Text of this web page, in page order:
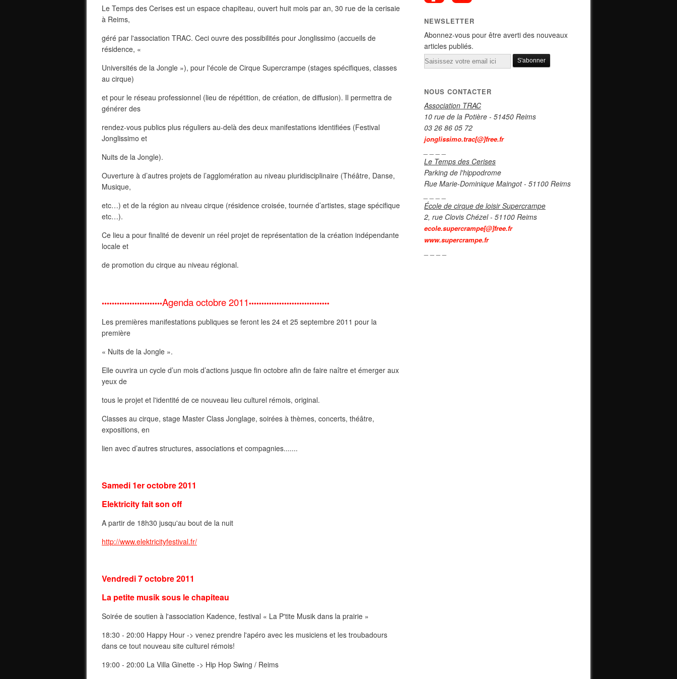
Le Temps des Cerises est un espace chapiteau, ouvert huit mois par an, 30 rue de la cerisaie
à Reims,
géré par l'association TRAC. Ceci ouvre des possibilités pour Jonglissimo (accueils de
résidence, «
Universités de la Jongle »), pour l'école de Cirque Supercrampe (stages spécifiques, classes
au cirque)
et pour le réseau professionnel (lieu de répétition, de création, de diffusion). Il permettra de
générer des
rendez-vous publics plus réguliers au-delà des deux manifestations identifiées (Festival
Jonglissimo et
Nuits de la Jongle).
Ouverture à d’autres projets de l’agglomération au niveau pluridisciplinaire (Théâtre, Danse,
Musique,
etc…) et de la région au niveau cirque (résidence croisée, tournée d’artistes, stage spécifique
etc…).
Ce lieu a pour finalité de devenir un réel projet de représentation de la création indépendante
locale et
de promotion du cirque au niveau régional.
••••••••••••••••••••••••Agenda octobre 2011••••••••••••••••••••••••••••••••
Les premières manifestations publiques se feront les 24 et 25 septembre 2011 pour la
première
« Nuits de la Jongle ».
Elle ouvrira un cycle d’un mois d’actions jusque fin octobre afin de faire naître et émerger aux
yeux de
tous le projet et l'identité de ce nouveau lieu culturel rémois, original.
Classes au cirque, stage Master Class Jonglage, soirées à thèmes, concerts, théâtre,
expositions, en
lien avec d’autres structures, associations et compagnies.......
Samedi 1er octobre 2011
Elektricity fait son off
A partir de 18h30 jusqu'au bout de la nuit
http://www.elektricityfestival.fr/
Vendredi 7 octobre 2011
La petite musik sous le chapiteau
Soirée de soutien à l'association Kadence, festival « La P'tite Musik dans la prairie »
18:30 - 20:00 Happy Hour -> venez prendre l'apéro avec les musiciens et les troubadours
dans ce tout nouveau site culturel rémois!
19:00 - 20:00 La Villa Ginette -> Hip Hop Swing / Reims
NEWSLETTER
Abonnez-vous pour être averti des nouveaux
articles publiés.
Email
NOUS CONTACTER
Association TRAC
10 rue de la Potière - 51450 Reims
03 26 86 05 72
jonglissimo.trac[@]free.fr
Le Temps des Cerises
Parking de l'hippodrome
Rue Marie-Dominique Maingot - 51100 Reims
École de cirque de loisir Supercrampe
2, rue Clovis Chézel - 51100 Reims
ecole.supercrampe[@]free.fr
www.supercrampe.fr